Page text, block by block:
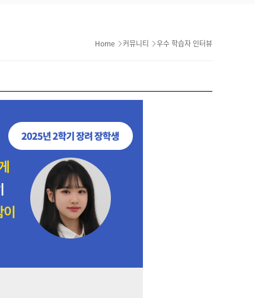
Home 커뮤니티 우수 학습자 인터뷰